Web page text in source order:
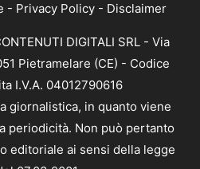
- Privacy Policy - Disclaimer
DIGITALI SRL - Via
Pietramelare (CE) - Codice
I.V.A. 04012790616
giornalistica, in quanto viene
periodicità. Non può pertanto
editoriale ai sensi della legge